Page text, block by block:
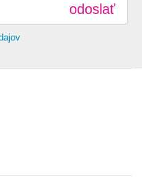
odoslať